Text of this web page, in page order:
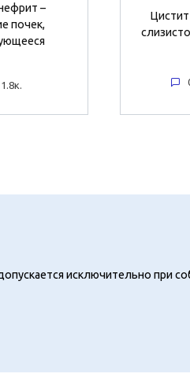
–
почек,
1.8к.
исключительно при